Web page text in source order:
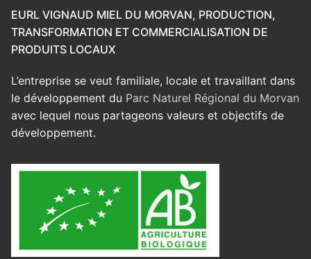
EURL VIGNAUD MIEL DU MORVAN, PRODUCTION,
TRANSFORMATION ET COMMERCIALISATION DE
PRODUITS LOCAUX
L’entreprise se veut familiale, locale et travaillant dans
le développement du Parc Naturel Régional du Morvan
avec lequel nous partageons valeurs et objectifs de
développement.